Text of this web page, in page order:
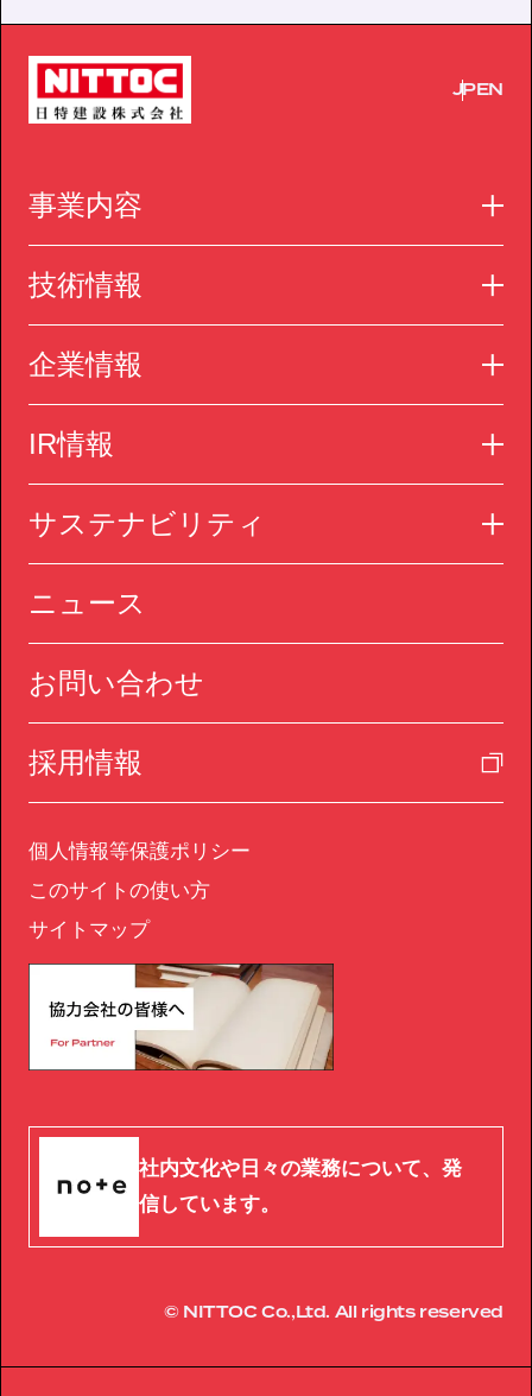
JPEN
事業内容
技術情報
企業情報
IR情報
サステナビリティ
ニュース
お問い合わせ
採用情報
個人情報等保護ポリシー
このサイトの使い方
サイトマップ
社内文化や日々の業務について、発
信しています。
© NITTOC Co.,Ltd. All rights reserved